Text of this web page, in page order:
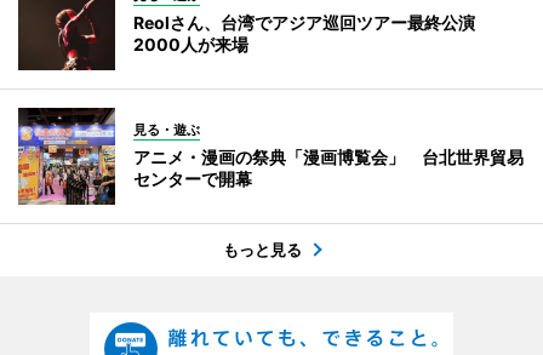
Reolさん、台湾でアジア巡回ツアー最終公演
2000人が来場
見る・遊ぶ
アニメ・漫画の祭典「漫画博覧会」 台北世界貿易
センターで開幕
もっと見る